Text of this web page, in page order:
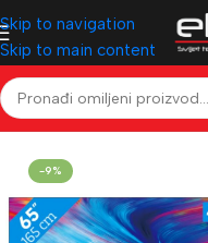
Skip to navigation
Skip to main content
Početna Televizori & Audio
-9%